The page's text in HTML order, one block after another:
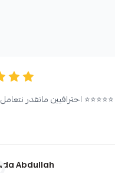
احترافيين مانقدر نتعامل مع غيرهم ⭐️⭐️⭐️⭐️⭐️
Abdullah